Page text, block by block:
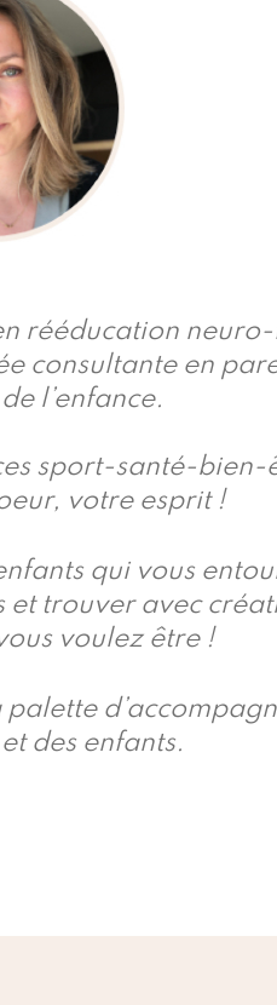
rééducation
consultante en
l’enfance.
sport-santé-
votre esprit !
qui vous
et trouver avec
voulez être !
des enfants.